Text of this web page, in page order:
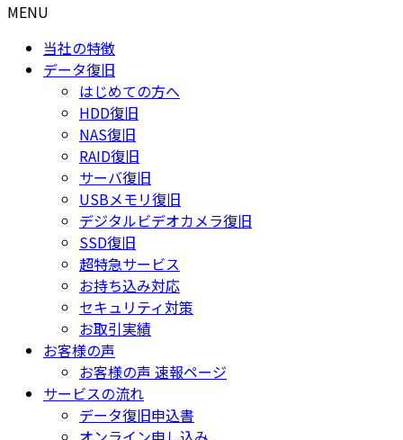
MENU
当社の特徴
データ復旧
はじめての方へ
HDD復旧
NAS復旧
RAID復旧
サーバ復旧
USBメモリ復旧
デジタルビデオカメラ復旧
SSD復旧
超特急サービス
お持ち込み対応
セキュリティ対策
お取引実績
お客様の声
お客様の声 速報ページ
サービスの流れ
データ復旧申込書